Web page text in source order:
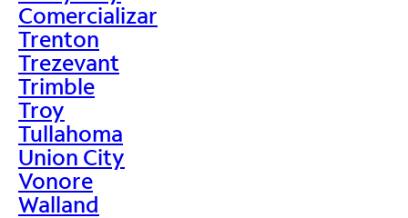
Comercializar
Trenton
Trezevant
Trimble
Troy
Tullahoma
Union City
Vonore
Walland